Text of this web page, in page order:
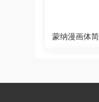
蒙纳漫画体简